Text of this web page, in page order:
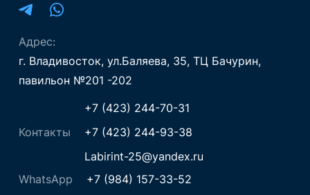
Адрес:
г. Владивосток, ул.Баляева, 35, ТЦ Бачурин,
павильон №201 -202
Контакты
+7 (423) 244-70-31
+7 (423) 244-93-38
Labirint-25@yandex.ru
WhatsApp
+7 (984) 157-33-52